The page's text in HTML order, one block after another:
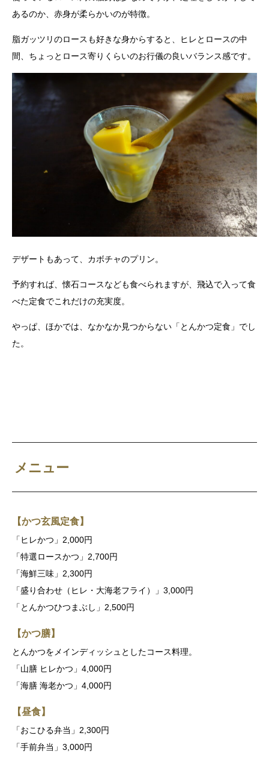
あるのか、赤身が柔らかいのが特徴。
脂ガッツリのロースも好きな身からすると、ヒレとロースの中
間、ちょっとロース寄りくらいのお行儀の良いバランス感です。
デザートもあって、カボチャのプリン。
予約すれば、懐石コースなども食べられますが、飛込で入って食
べた定食でこれだけの充実度。
やっぱ、ほかでは、なかなか見つからない「とんかつ定食」でし
た。
メニュー
【かつ玄風定食】
「ヒレかつ」2,000円
「特選ロースかつ」2,700円
「海鮮三味」2,300円
「盛り合わせ（ヒレ・大海老フライ）」3,000円
「とんかつひつまぶし」2,500円
【かつ膳】
とんかつをメインディッシュとしたコース料理。
「山膳 ヒレかつ」4,000円
「海膳 海老かつ」4,000円
【昼食】
「おこひる弁当」2,300円
「手前弁当」3,000円